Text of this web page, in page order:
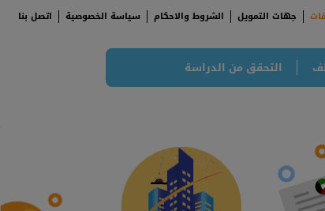
جهات التمويل الشروط والاحكام سياسة الخصوصية اتصل بنا
التحقق من الدراسة